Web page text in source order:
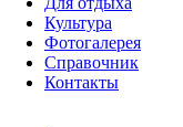
Культура
Фотогалерея
Справочник
Контакты